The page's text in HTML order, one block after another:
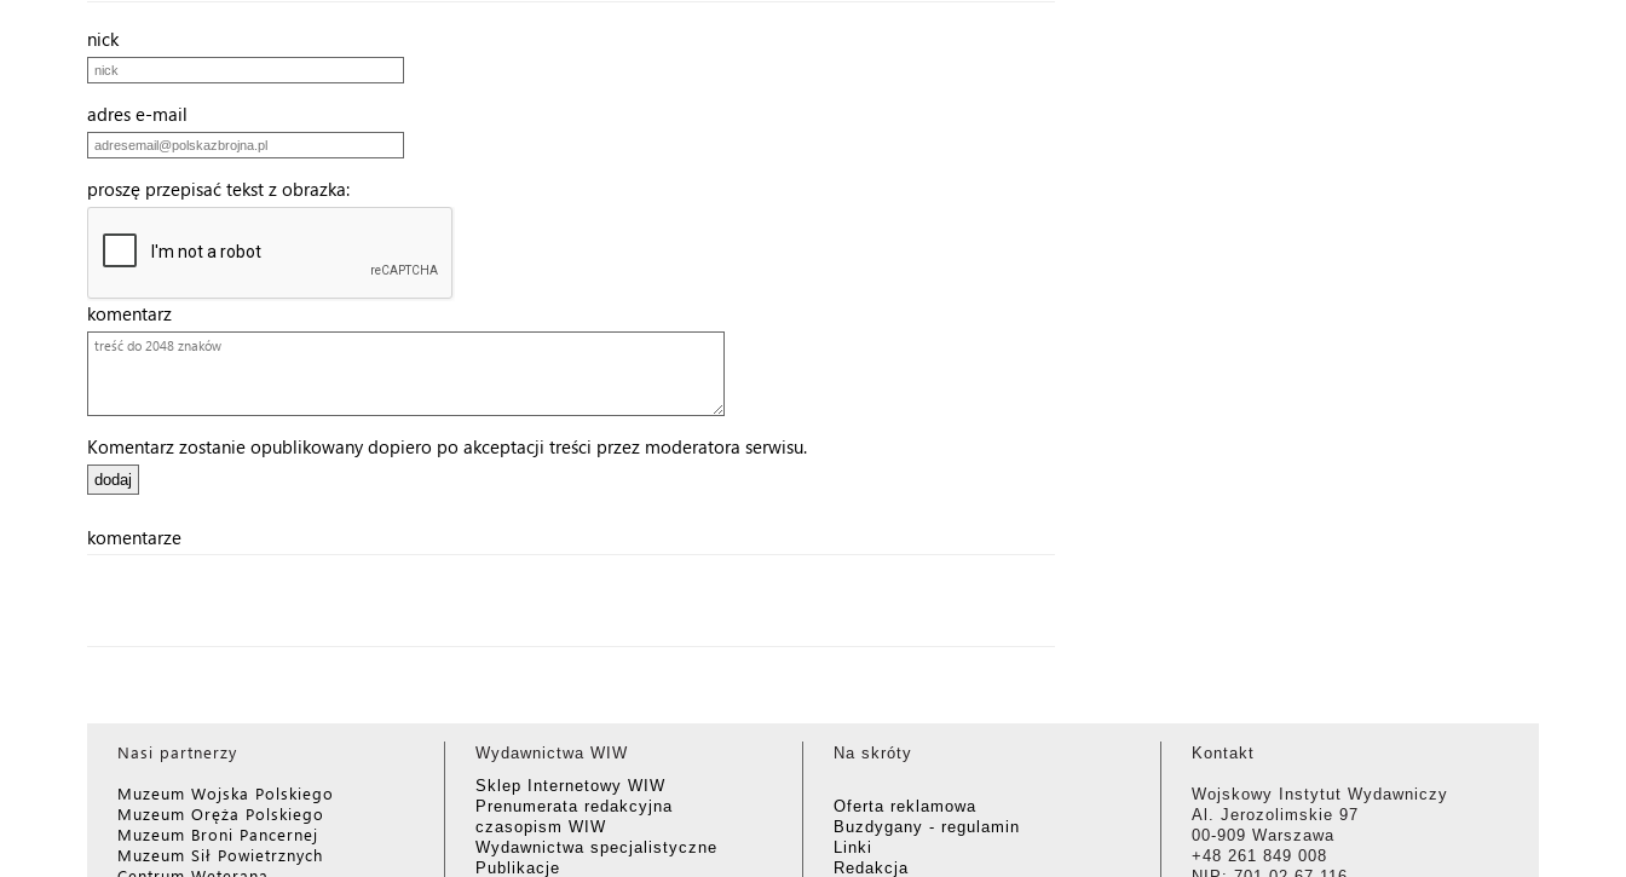
nick
adres e-mail
proszę przepisać tekst z obrazka:
komentarz
Komentarz zostanie opublikowany dopiero po akceptacji treści przez moderatora serwisu.
komentarze
Nasi partnerzy
Muzeum Wojska Polskiego
Muzeum Oręża Polskiego
Muzeum Broni Pancernej
Muzeum Sił Powietrznych
Wydawnictwa WIW
Sklep Internetowy WIW
Prenumerata redakcyjna
czasopism WIW
Wydawnictwa specjalistyczne
Publikacje
Na skróty
Oferta reklamowa
Buzdygany - regulamin
Linki
Redakcja
Kontakt
Wojskowy Instytut Wydawniczy
Al. Jerozolimskie 97
00-909 Warszawa
+48 261 849 008